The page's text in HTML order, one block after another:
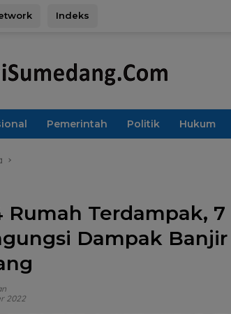
Indeks
Pemerintah Politik Hukum
Rumah Terdampak, 7
Dampak
2022